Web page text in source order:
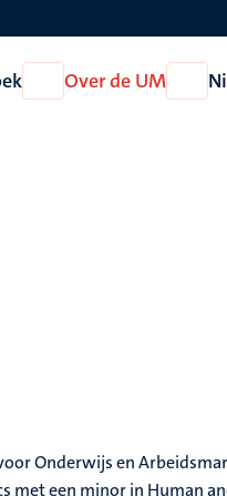
Open
Onderzoek
Over de UM
Open
Over
Onderwijs en
met een minor in Human